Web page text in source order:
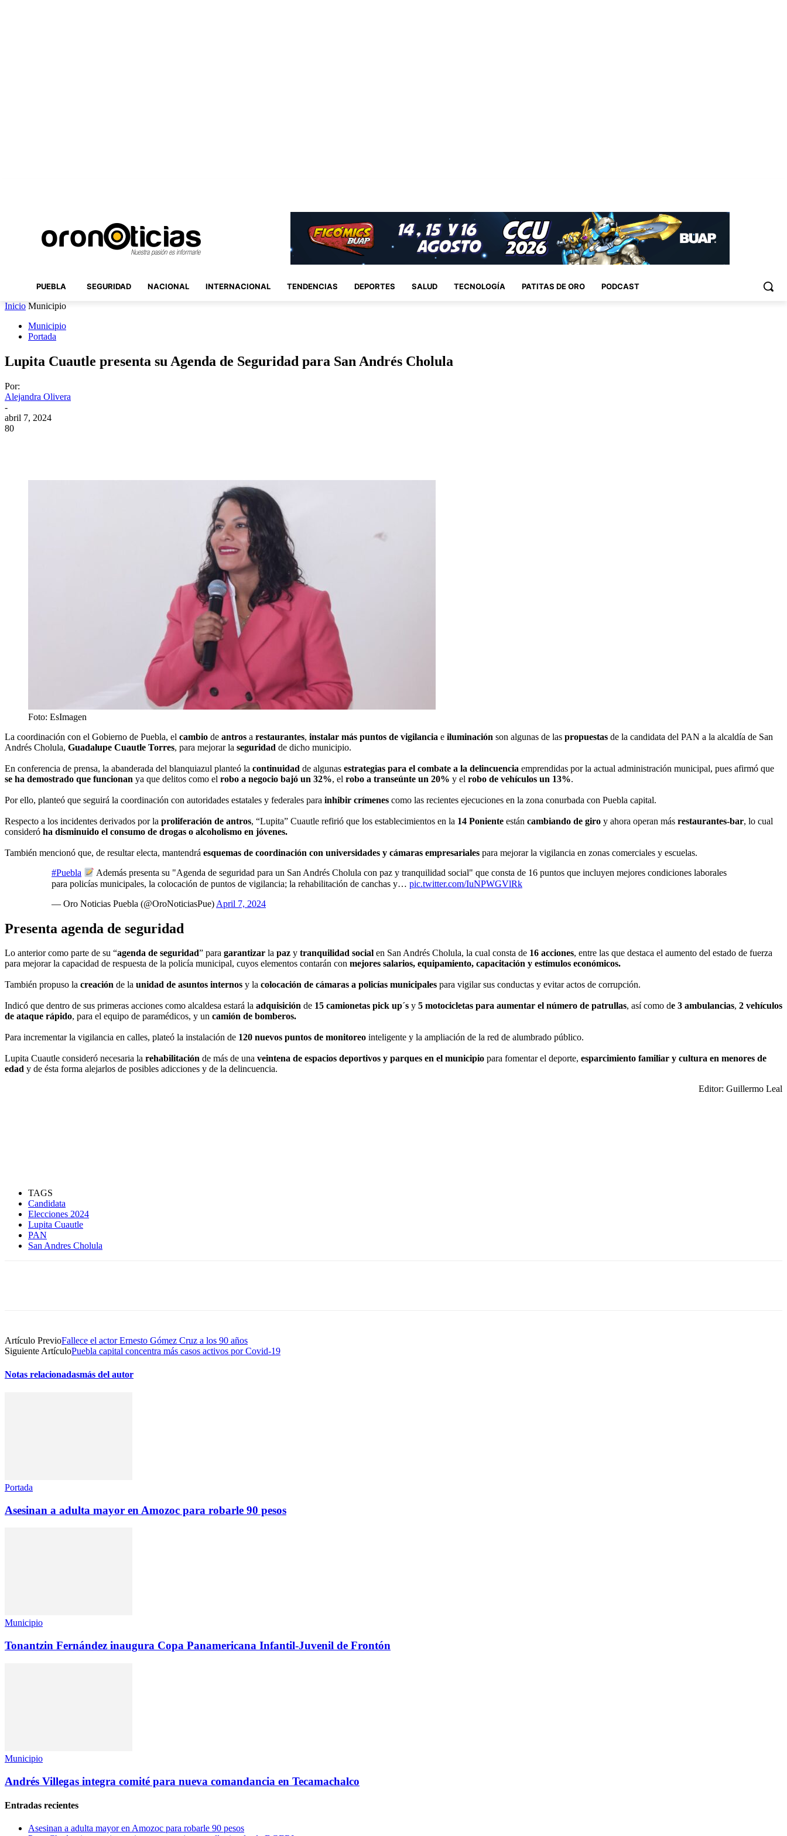
PUEBLA SEGURIDAD NACIONAL INTERNACIONAL TENDENCIAS DEPORTES SALUD TECNOLOGÍA PATITAS DE ORO PODCAST
Inicio Municipio
Municipio
Portada
Lupita Cuautle presenta su Agenda de Seguridad para San Andrés Cholula
Por:
Alejandra Olivera
-
abril 7, 2024
80
Foto: EsImagen
La coordinación con el Gobierno de Puebla, el cambio de antros a restaurantes, instalar más puntos de vigilancia e iluminación son algunas de las propuestas de la candidata del PAN a la alcaldía de San
Andrés Cholula, Guadalupe Cuautle Torres, para mejorar la seguridad de dicho municipio.
En conferencia de prensa, la abanderada del blanquiazul planteó la continuidad de algunas estrategias para el combate a la delincuencia emprendidas por la actual administración municipal, pues afirmó que
se ha demostrado que funcionan ya que delitos como el robo a negocio bajó un 32%, el robo a transeúnte un 20% y el robo de vehículos un 13%.
Por ello, planteó que seguirá la coordinación con autoridades estatales y federales para inhibir crímenes como las recientes ejecuciones en la zona conurbada con Puebla capital.
Respecto a los incidentes derivados por la proliferación de antros, “Lupita” Cuautle refirió que los establecimientos en la 14 Poniente están cambiando de giro y ahora operan más restaurantes-bar, lo cual
consideró ha disminuido el consumo de drogas o alcoholismo en jóvenes.
También mencionó que, de resultar electa, mantendrá esquemas de coordinación con universidades y cámaras empresariales para mejorar la vigilancia en zonas comerciales y escuelas.
#Puebla
Además presenta su "Agenda de seguridad para un San Andrés Cholula con paz y tranquilidad social" que consta de 16 puntos que incluyen mejores condiciones laborales
para policías municipales, la colocación de puntos de vigilancia; la rehabilitación de canchas y… pic.twitter.com/IuNPWGVlRk
— Oro Noticias Puebla (@OroNoticiasPue) April 7, 2024
Presenta agenda de seguridad
Lo anterior como parte de su “agenda de seguridad” para garantizar la paz y tranquilidad social en San Andrés Cholula, la cual consta de 16 acciones, entre las que destaca el aumento del estado de fuerza
para mejorar la capacidad de respuesta de la policía municipal, cuyos elementos contarán con mejores salarios, equipamiento, capacitación y estímulos económicos.
También propuso la creación de la unidad de asuntos internos y la colocación de cámaras a policías municipales para vigilar sus conductas y evitar actos de corrupción.
Indicó que dentro de sus primeras acciones como alcaldesa estará la adquisición de 15 camionetas pick up´s y 5 motocicletas para aumentar el número de patrullas, así como de 3 ambulancias, 2 vehículos
de ataque rápido, para el equipo de paramédicos, y un camión de bomberos.
Para incrementar la vigilancia en calles, plateó la instalación de 120 nuevos puntos de monitoreo inteligente y la ampliación de la red de alumbrado público.
Lupita Cuautle consideró necesaria la rehabilitación de más de una veintena de espacios deportivos y parques en el municipio para fomentar el deporte, esparcimiento familiar y cultura en menores de
edad y de ésta forma alejarlos de posibles adicciones y de la delincuencia.
Editor: Guillermo Leal
TAGS
Candidata
Elecciones 2024
Lupita Cuautle
PAN
San Andres Cholula
Artículo PrevioFallece el actor Ernesto Gómez Cruz a los 90 años
Siguiente ArtículoPuebla capital concentra más casos activos por Covid-19
Notas relacionadasmás del autor
Portada
Asesinan a adulta mayor en Amozoc para robarle 90 pesos
Municipio
Tonantzin Fernández inaugura Copa Panamericana Infantil-Juvenil de Frontón
Municipio
Andrés Villegas integra comité para nueva comandancia en Tecamachalco
Entradas recientes
Asesinan a adulta mayor en Amozoc para robarle 90 pesos